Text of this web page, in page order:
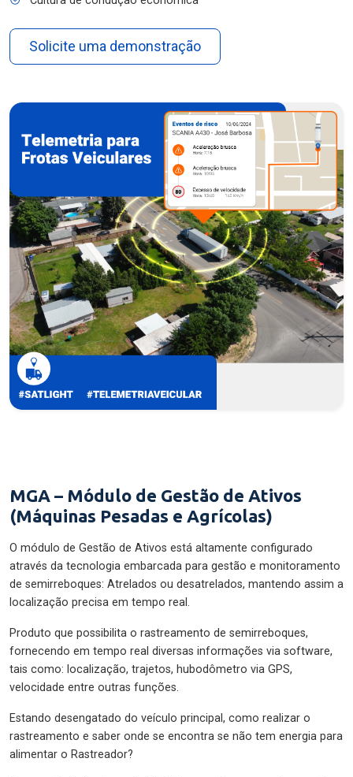
Solicite uma demonstração
MGA – Módulo de Gestão de Ativos
(Máquinas Pesadas e Agrícolas)
O módulo de Gestão de Ativos está altamente configurado
através da tecnologia embarcada para gestão e monitoramento
de semirreboques: Atrelados ou desatrelados, mantendo assim a
localização precisa em tempo real.
Produto que possibilita o rastreamento de semirreboques,
fornecendo em tempo real diversas informações via software,
tais como: localização, trajetos, hubodômetro via GPS,
velocidade entre outras funções.
Estando desengatado do veículo principal, como realizar o
rastreamento e saber onde se encontra se não tem energia para
alimentar o Rastreador?